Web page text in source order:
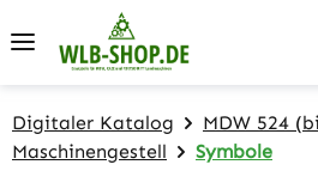
Zum Hauptinhalt springen
Digitaler Katalog
MDW 524
Maschinengestell
Symbole